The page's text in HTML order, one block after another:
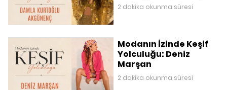
2 dakika okunma süresi
Modanın İzinde Keşif
Yolculuğu: Deniz
Marşan
2 dakika okunma süresi